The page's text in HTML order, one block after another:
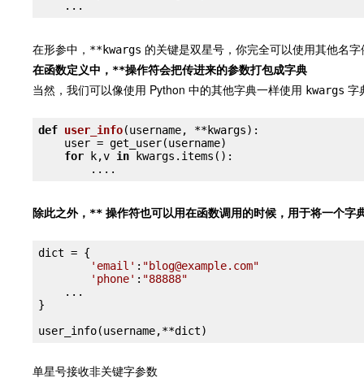
在形参中， **kwargs 的关键是双星号，你完全可以使用其他名
在函数定义中， **操作符会把传进来的参数打包成字典
当然，我们可以像使用 Python 中的其他字典一样使用 kwargs 字
def user_info(username, **kwargs) :
for k,v in kwargs.items():
除此之外， ** 操作符也可以用在函数调用的时候，用于将一个字
dict = {
'email' : "blog@example.com"
'phone' : "88888"
}
user_info(username,**
单星号接收非关键字参数